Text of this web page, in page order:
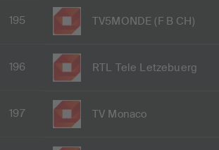
195 TV5MONDE (F B CH)
196 RTL Tele Letzebuerg
197 TV Monaco